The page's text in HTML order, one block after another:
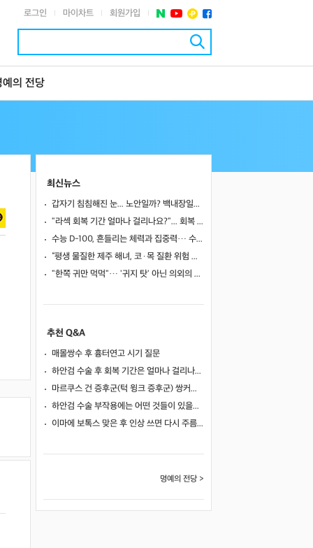
로그인 마이차트 회원가입
예의 전당
최신뉴스
갑자기 침침해진 눈... 노안일까? 백내장일까?
"라섹 회복 기간 얼마나 걸리나요?"... 회복 과정과 일상 복귀 시점
수능 D-100, 흔들리는 체력과 집중력… 수험생 영양 관리 어떻게 할까
“평생 물질한 제주 해녀, 코·목 질환 위험 높았다”… 10년 추적 연구 결과
"한쪽 귀만 먹먹"… '귀지 탓' 아닌 의외의 원인 4가지
추천 Q&A
매몰쌍수 후 흉터연고 시기 질문
하안검 수술 후 회복 기간은 얼마나 걸리나요?
마르쿠스 건 증후군(턱 윙크 증후군) 쌍커풀 수술 가능 여부
하안검 수술 부작용에는 어떤 것들이 있을까요?
이마에 보톡스 맞은 후 인상 쓰면 다시 주름이 생길까요?
명예의 전당 >